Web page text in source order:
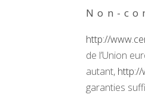
Non-
http://
de l’Union
autant,
garanties